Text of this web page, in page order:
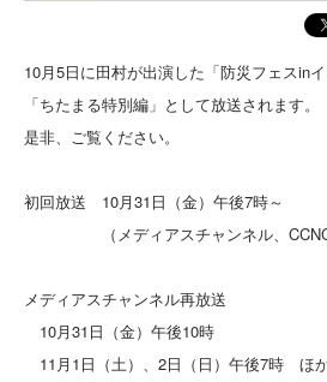
10月5日に田村が出演した「防災フェスin
「ちたまる特別編」として放送されます。
是非、ご覧ください。
初回放送 10月31日（金）午後7時～
（メディアスチャンネル、CCNCチ
メディアスチャンネル再放送
10月31日（金）午後10時
11月1日（土）、2日（日）午後7時 ほ